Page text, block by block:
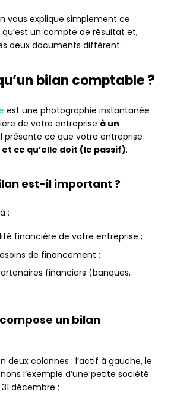
vous explique simplement ce
qu’est un compte de résultat et,
deux documents diffèrent.
bilan comptable ?
est une photographie instantanée
de votre entreprise à un
présente ce que votre entreprise
ce qu’elle doit (le passif).
est-il important ?
:
financière de votre entreprise ;
de financement ;
financiers (banques,
un bilan
deux colonnes : l’actif à gauche, le
l’exemple d’une petite société
décembre :